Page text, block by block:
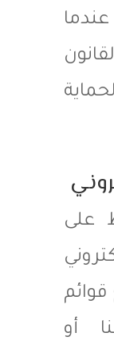
على
أو